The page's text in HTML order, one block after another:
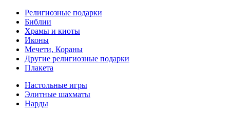
Религиозные подарки
Библии
Храмы и киоты
Иконы
Мечети, Кораны
Другие религиозные подарки
Плакета
Настольные игры
Элитные шахматы
Нарды